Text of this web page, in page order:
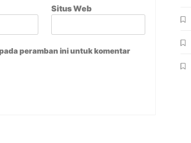
Situs Web
peramban ini untuk komentar